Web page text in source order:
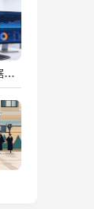
LinkUp：打破数据孤岛，新一代轻量级企业级数据集成平台深度解析